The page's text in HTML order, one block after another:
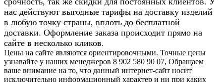
нас действуют выгодные тарифы на доставку изделий
в любую точку страны, вплоть до бесплатной
доставки. Оформление заказа происходит прямо на
сайте в несколько кликов.
Цены на сайте являются ориентировочными. Точные цены
узнавайте у наших менеджеров 8 902 580 90 07, Обращаем
ваше внимание на то, что данный интернет-сайт носит
исключительно информационный характер и ни при каких